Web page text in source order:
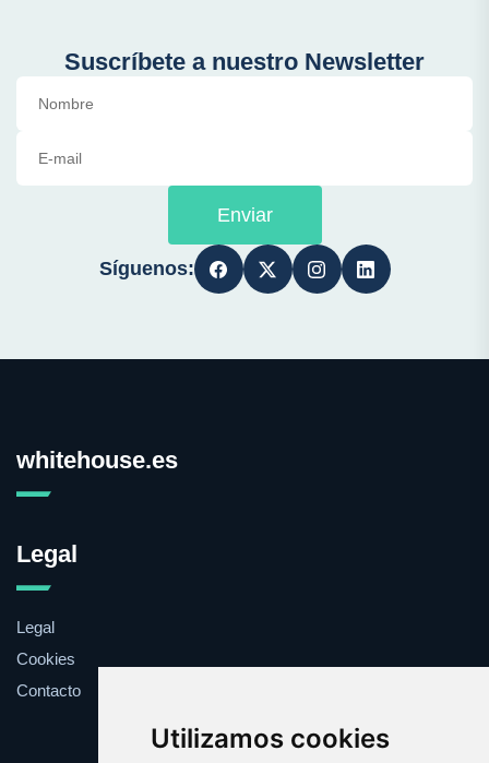
Utilizamos cookies
Suscríbete a nuestro Newsletter
Enviar
Síguenos:
whitehouse.es
Legal
Legal
Cookies
Contacto